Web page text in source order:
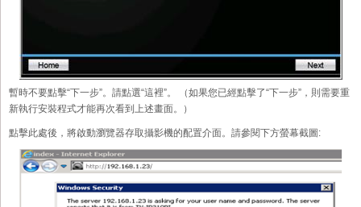
暫時不要點擊“下一步”。請點選“這裡”。 （如果您已經點擊了“下一步”，則需要重
新執行安裝程式才能再次看到上述畫面。）
點擊此處後，將啟動瀏覽器存取攝影機的配置介面。請參閱下方螢幕截圖: